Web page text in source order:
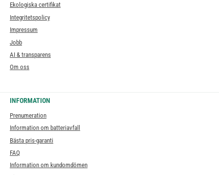
Ekologiska certifikat
Integritetspolicy
Impressum
Jobb
AI & transparens
Om oss
INFORMATION
Prenumeration
Information om batteriavfall
Bästa pris-garanti
FAQ
Information om kundomdömen